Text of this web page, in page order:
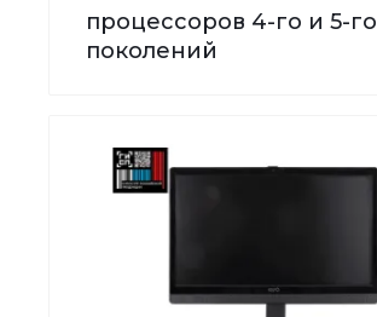
процессоров 4-го и 5-го
поколений